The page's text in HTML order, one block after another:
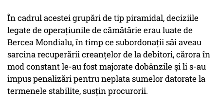
În cadrul acestei grupări de tip piramidal, deciziile
legate de operaţiunile de cămătărie erau luate de
Bercea Mondialu, în timp ce subordonaţii săi aveau
sarcina recuperării creanţelor de la debitori, cărora în
mod constant le-au fost majorate dobânzile şi li s-au
impus penalizări pentru neplata sumelor datorate la
termenele stabilite, susţin procurorii.